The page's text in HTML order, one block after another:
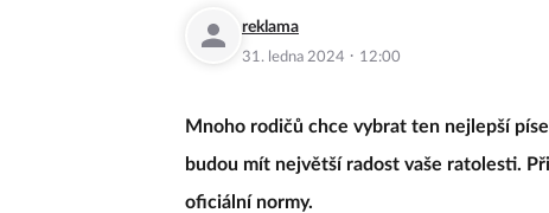
reklama
31. ledna 2024 · 12:00
Mnoho rodičů chce vybrat ten nejlepší
budou mít největší radost vaše ratolesti.
oficiální normy.